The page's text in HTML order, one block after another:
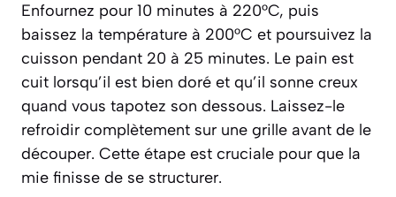
Enfournez pour 10 minutes à 220°C, puis
baissez la température à 200°C et poursuivez la
cuisson pendant 20 à 25 minutes. Le pain est
cuit lorsqu’il est bien doré et qu’il sonne creux
quand vous tapotez son dessous. Laissez-le
refroidir complètement sur une grille avant de le
découper. Cette étape est cruciale pour que la
mie finisse de se structurer.